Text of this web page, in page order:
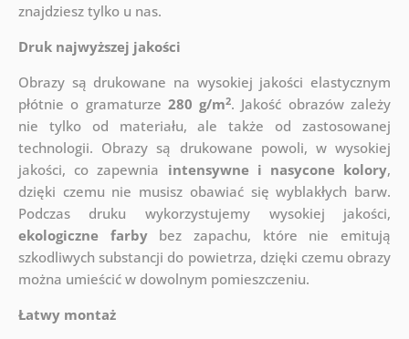
znajdziesz tylko u nas.
Druk najwyższej jakości
Obrazy są drukowane na wysokiej jakości elastycznym
płótnie o gramaturze 280 g/m2. Jakość obrazów zależy
nie tylko od materiału, ale także od zastosowanej
technologii. Obrazy są drukowane powoli, w wysokiej
jakości, co zapewnia intensywne i nasycone kolory,
dzięki czemu nie musisz obawiać się wyblakłych barw.
Podczas druku wykorzystujemy wysokiej jakości,
ekologiczne farbybez zapachu, które nie emitują
szkodliwych substancji do powietrza, dzięki czemu obrazy
można umieścić w dowolnym pomieszczeniu.
Łatwy montaż